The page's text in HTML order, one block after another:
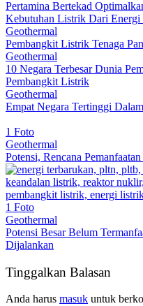
Pertamina Bertekad
Kebutuhan Listrik Dari Energi
Geothermal
Pembangkit Listrik Tenaga
Geothermal
10 Negara Terbesar Dunia
Pembangkit Listrik
Geothermal
Empat Negara Tertinggi
1 Foto
Geothermal
Potensi, Rencana
1 Foto
Geothermal
Potensi Besar Belum
Dijalankan
Tinggalkan Balasan
Anda harus masuk untuk